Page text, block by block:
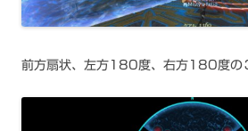
前方扇状、左方180度、右方180度の